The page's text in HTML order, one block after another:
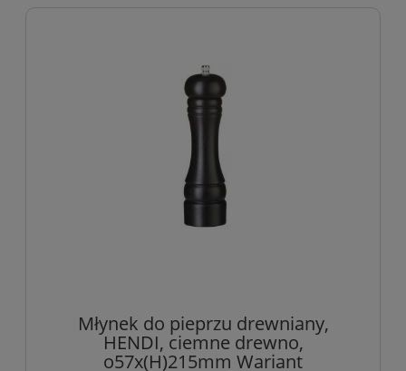
Młynek do pieprzu drewniany,
HENDI, ciemne drewno,
o57x(H)215mm Wariant